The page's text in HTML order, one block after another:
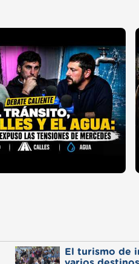
El turismo de